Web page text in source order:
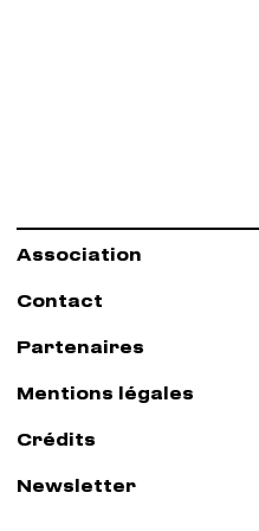
Association
Contact
Partenaires
Mentions légales
Crédits
Newsletter